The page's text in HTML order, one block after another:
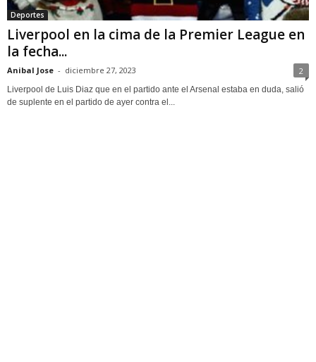
Deportes
Liverpool en la cima de la Premier League en
la fecha...
Anibal Jose - diciembre 27, 2023 2
Liverpool de Luis Diaz que en el partido ante el Arsenal estaba en duda, salió
de suplente en el partido de ayer contra el...